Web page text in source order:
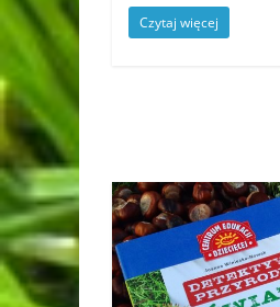
Czytaj więcej